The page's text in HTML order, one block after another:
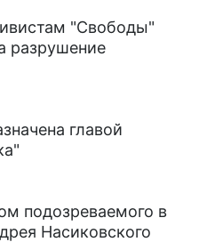
"Свободы"
разрушение
главой
подозреваемого в
Насиковского